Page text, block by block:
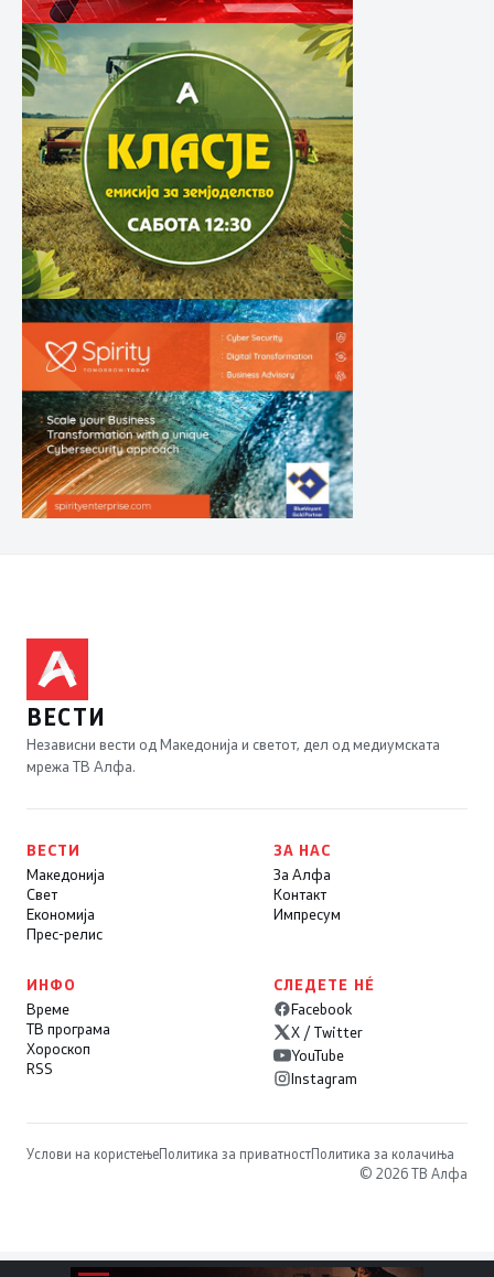
ВЕСТИ
Независни вести од Македонија и светот, дел од медиумската
мрежа ТВ Алфа.
ВЕСТИ
Македонија
Свет
Економија
Прес-релис
ЗА НАС
За Алфа
Контакт
Импресум
ИНФО
Време
ТВ програма
Хороскоп
RSS
СЛЕДЕТЕ НÉ
Facebook
X / Twitter
YouTube
Instagram
Услови на користењеПолитика за приватностПолитика за колачиња
© 2026 ТВ Алфа